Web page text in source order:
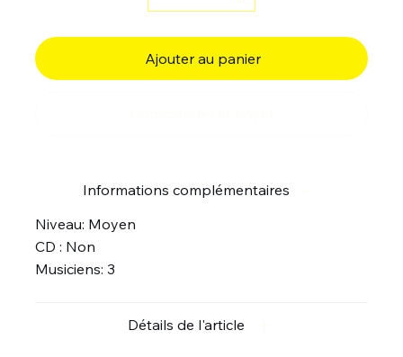
Ajouter au panier
Informations complémentaires
Niveau: Moyen
CD : Non
Musiciens: 3
Détails de l'article